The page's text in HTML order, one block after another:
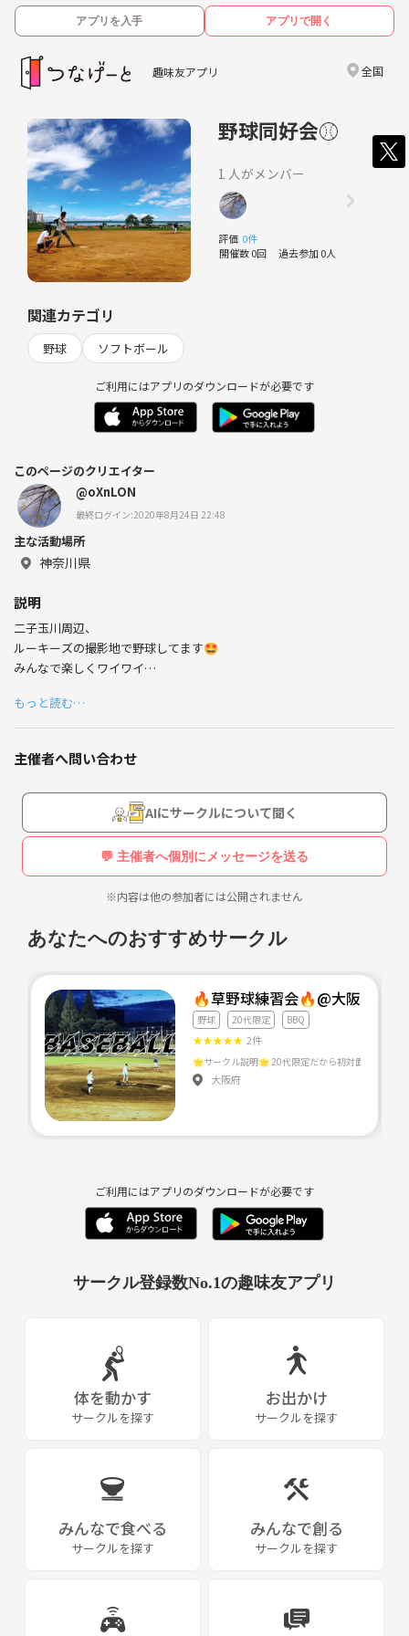
アプリを入手 アプリで開く
趣味友アプリ 全国
野球同好会⚾️
1 人がメンバー
評価 0件
開催数 0回 過去参加 0人
関連カテゴリ
野球 ソフトボール
ご利用にはアプリのダウンロードが必要です
このページのクリエイター
@oXnLON
最終ログイン:2020年8月24日 22:48
主な活動場所
神奈川県
説明
二子玉川周辺、
ルーキーズの撮影地で野球してます🤩
みんなで楽しくワイワイ
グローブの貸し出しもやっているので、
未経験の人も是非(^^)
野球をやっていた人😊
野球をこれからやりたい人🤲
是非来てください(^^)
草野球がない日でも、
キャッチボールとかバッティングセンター
それに参加したい人もメッセージ📨
くださいーーー(^^)
『参加条件』
●野球好きな人⚾️
↑初心者でも大歓迎（＾ω＾）
●20代の方😁
●1人暮らしの方🤩
勿論黄色い声援😂笑笑
可愛いマネジャーもいます！❤️笑笑
中参加とかでも全然おけですーー✨
よろしくお願いします🤲
もっと読む…
主催者へ問い合わせ
AIにサークルについて聞く
💬 主催者へ個別にメッセージを送る
※内容は他の参加者には公開されません
あなたへのおすすめサークル
🔥草野球練習会🔥@大阪⭐️20
野球 20代限定 BBQ
★★★★★ 2件
大阪府
ご利用にはアプリのダウンロードが必要です
サークル登録数No.1の趣味友アプリ
体を動かす
サークルを探す
お出かけ
サークルを探す
みんなで食べる
サークルを探す
みんなで創る
サークルを探す